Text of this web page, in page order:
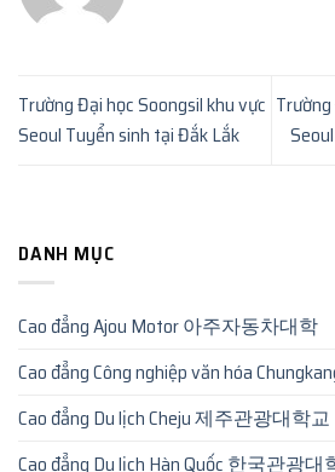
Trường Đại học Soongsil khu vực
Seoul Tuyển sinh tại Đắk Lắk
DANH MỤC
Cao đẳng Ajou Motor 아주자동차대학
Cao đẳng Công nghiệp văn hóa
Cao đẳng Du lịch Cheju 제주관광대학교
Cao đẳng Du lịch Hàn Quốc 한국관광대